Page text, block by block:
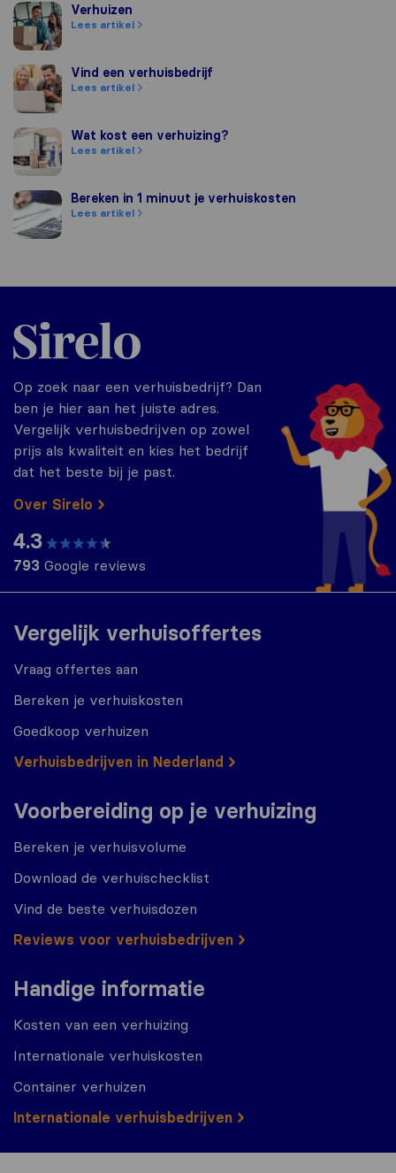
VerhuizenVerhuizen
Lees artikel
Vind een verhuisbedrijf
Vind een verhuisbedrijf
Lees artikel
Wat kost een verhuizing?
Wat kost een verhuizing?
Lees artikel
Bereken in 1 minuut je verhuiskosten
Bereken in 1 minuut je verhuiskosten
Lees artikel
Vergelijk verhuisoffertes
Vraag offertes aan
Bereken je verhuiskosten
Goedkoop verhuizen
Verhuisbedrijven in Nederland
Voorbereiding op je verhuizing
Bereken je verhuisvolume
Download de verhuischecklist
Vind de beste verhuisdozen
Reviews voor verhuisbedrijven
Handige informatie
Kosten van een verhuizing
Internationale verhuiskosten
Container verhuizen
Internationale verhuisbedrijven
Sirelo.nl
Op zoek naar een verhuisbedrijf? Dan
ben je hier aan het juiste adres.
Vergelijk verhuisbedrijven op zowel
prijs als kwaliteit en kies het bedrijf
dat het beste bij je past.
Over Sirelo
4.3
793 Google reviews